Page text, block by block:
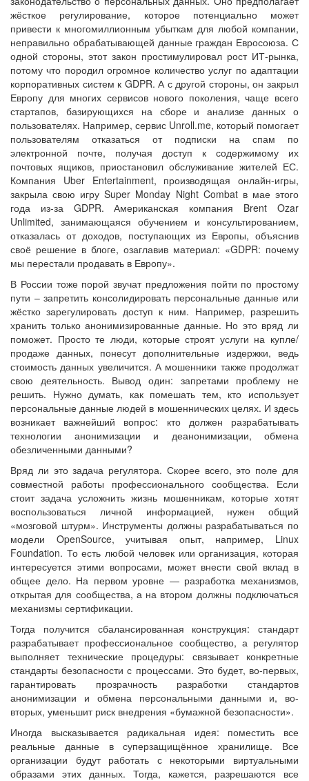
жёсткое регулирование, которое потенциально может
привести к многомиллионным убыткам для любой компании,
неправильно обрабатывающей данные граждан Евросоюза. С
одной стороны, этот закон простимулировал рост ИТ-рынка,
потому что породил огромное количество услуг по адаптации
корпоративных систем к GDPR. А с другой стороны, он закрыл
Европу для многих сервисов нового поколения, чаще всего
стартапов, базирующихся на сборе и анализе данных о
пользователях. Например, сервис Unroll.me, который помогает
пользователям отказаться от подписки на спам по
электронной почте, получая доступ к содержимому их
почтовых ящиков, приостановил обслуживание жителей ЕС.
Компания Uber Entertainment, производящая онлайн-игры,
закрыла свою игру Super Monday Night Combat в мае этого
года из-за GDPR. Американская компания Brent Ozar
Unlimited, занимающаяся обучением и консультированием,
отказалась от доходов, поступающих из Европы, объяснив
своё решение в блоге, озаглавив материал: «GDPR: почему
мы перестали продавать в Европу».
В России тоже порой звучат предложения пойти по простому
пути – запретить консолидировать персональные данные или
жёстко зарегулировать доступ к ним. Например, разрешить
хранить только анонимизированные данные. Но это вряд ли
поможет. Просто те люди, которые строят услуги на купле/
продаже данных, понесут дополнительные издержки, ведь
стоимость данных увеличится. А мошенники также продолжат
свою деятельность. Вывод один: запретами проблему не
решить. Нужно думать, как помешать тем, кто использует
персональные данные людей в мошеннических целях. И здесь
возникает важнейший вопрос: кто должен разрабатывать
технологии анонимизации и деанонимизации, обмена
обезличенными данными?
Вряд ли это задача регулятора. Скорее всего, это поле для
совместной работы профессионального сообщества. Если
стоит задача усложнить жизнь мошенникам, которые хотят
воспользоваться личной информацией, нужен общий
«мозговой штурм». Инструменты должны разрабатываться по
модели OpenSource, учитывая опыт, например, Linux
Foundation. То есть любой человек или организация, которая
интересуется этими вопросами, может внести свой вклад в
общее дело. На первом уровне — разработка механизмов,
открытая для сообщества, а на втором должны подключаться
механизмы сертификации.
Тогда получится сбалансированная конструкция: стандарт
разрабатывает профессиональное сообщество, а регулятор
выполняет технические процедуры: связывает конкретные
стандарты безопасности с процессами. Это будет, во-первых,
гарантировать прозрачность разработки стандартов
анонимизации и обмена персональными данными и, во-
вторых, уменьшит риск внедрения «бумажной безопасности».
Иногда высказывается радикальная идея: поместить все
реальные данные в суперзащищённое хранилище. Все
организации будут работать с некоторыми виртуальными
образами этих данных. Тогда, кажется, разрешаются все